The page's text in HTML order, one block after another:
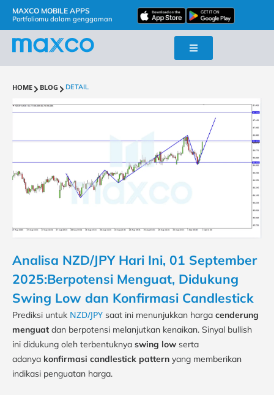
MAXCO MOBILE APPS
Portfoliomu dalam genggaman
HOME BLOG DETAIL
Analisa NZD/JPY Hari Ini, 01 September
2025:Berpotensi Menguat, Didukung
Swing Low dan Konfirmasi Candlestick
Prediksi untuk NZD/JPY saat ini menunjukkan harga cenderung
menguat dan berpotensi melanjutkan kenaikan. Sinyal bullish
ini didukung oleh terbentuknya swing low serta
adanya konfirmasi candlestick pattern yang memberikan
indikasi penguatan harga.